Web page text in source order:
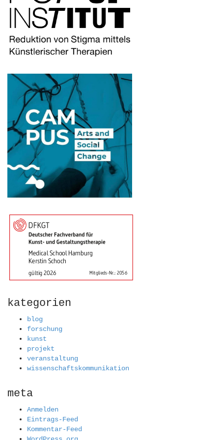
kategorien
blog
forschung
kunst
projekt
veranstaltung
wissenschaftskommunikation
meta
Anmelden
Eintrags-Feed
Kommentar-Feed